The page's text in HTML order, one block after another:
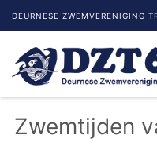
DEURNESE ZWEMVERENIGING
Zwemtijden